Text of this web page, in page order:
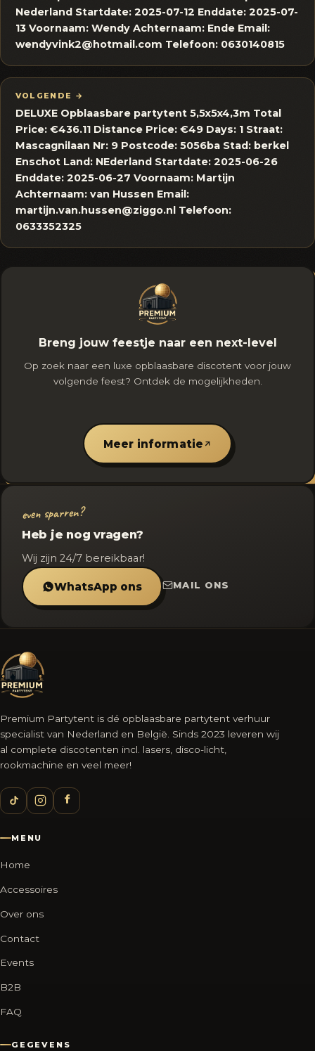
Nederland Startdate: 2025-07-12 Enddate: 2025-07-
13 Voornaam: Wendy Achternaam: Ende Email:
wendyvink2@hotmail.com Telefoon: 0630140815
VOLGENDE →
DELUXE Opblaasbare partytent 5,5x5x4,3m Total
Price: €436.11 Distance Price: €49 Days: 1 Straat:
Mascagnilaan Nr: 9 Postcode: 5056ba Stad: berkel
Enschot Land: NEderland Startdate: 2025-06-26
Enddate: 2025-06-27 Voornaam: Martijn
Achternaam: van Hussen Email:
martijn.van.hussen@ziggo.nl Telefoon:
0633352325
Breng jouw feestje naar een next-level
Op zoek naar een luxe opblaasbare discotent voor jouw
volgende feest? Ontdek de mogelijkheden.
Meer informatie
even sparren?
Heb je nog vragen?
Wij zijn 24/7 bereikbaar!
WhatsApp ons MAIL ONS
Premium Partytent is dé opblaasbare partytent verhuur
specialist van Nederland en België. Sinds 2023 leveren wij
al complete discotenten incl. lasers, disco-licht,
rookmachine en veel meer!
MENU
Home
Accessoires
Over ons
Contact
Events
B2B
FAQ
GEGEVENS